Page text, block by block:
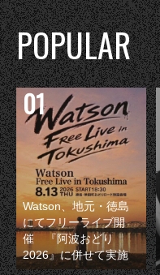
POPULAR
Watson、地元・徳島
にてフリーライブ開
催 『阿波おどり
2026』に併せて実施